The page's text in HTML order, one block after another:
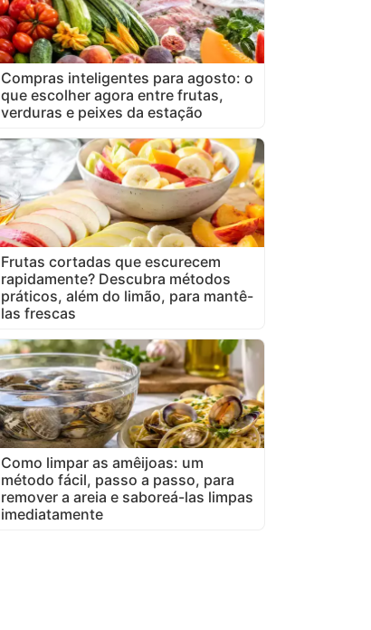
Compras inteligentes para agosto: o
que escolher agora entre frutas,
verduras e peixes da estação
Frutas cortadas que escurecem
rapidamente? Descubra métodos
práticos, além do limão, para mantê-
las frescas
Como limpar as amêijoas: um
método fácil, passo a passo, para
remover a areia e saboreá-las limpas
imediatamente